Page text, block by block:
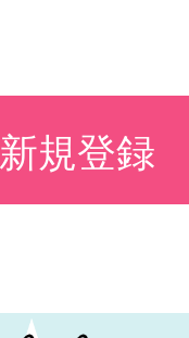
新規登録